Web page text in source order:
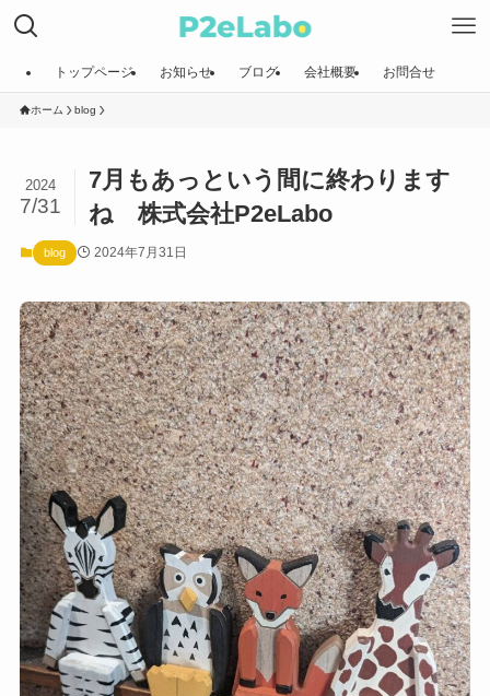
トップページ お知らせ ブログ 会社概要 お問合せ
ホーム blog
7月もあっという間に終わります
ね 株式会社P2eLabo
2024
7/31
blog 2024年7月31日